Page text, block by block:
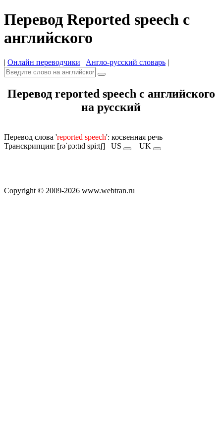
Перевод Reported speech с
английского
| Онлайн переводчики | Англо-русский словарь |
Перевод reported speech с английского
на русский
Перевод слова 'reported speech': косвенная речь
Транскрипция: [rəˈpɔːtɪd spiːtʃ] US UK
Copyright © 2009-2026 www.webtran.ru